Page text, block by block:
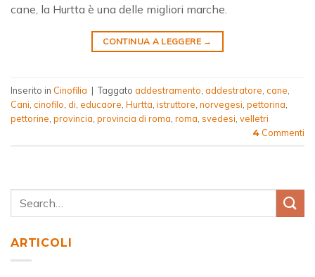
cane, la Hurtta è una delle migliori marche.
CONTINUA A LEGGERE →
Inserito in Cinofilia | Taggato addestramento addestratore cane
Cani cinofilo di educaore Hurtta istruttore norvegesi pettorina
pettorine provincia provincia di roma roma svedesi velletri
4 Commenti
ARTICOLI